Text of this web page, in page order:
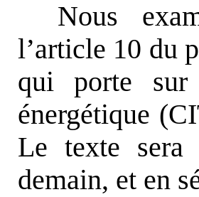
Nous
l’article 10 du
qui porte
énergétique
Le texte sera
demain, et en